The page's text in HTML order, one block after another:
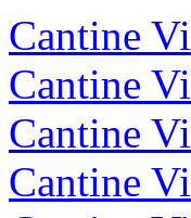
Cantine
Cantine
Cantine
Cantine